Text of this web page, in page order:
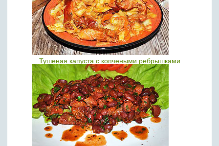
Тушеная капуста с копчеными ребрышками